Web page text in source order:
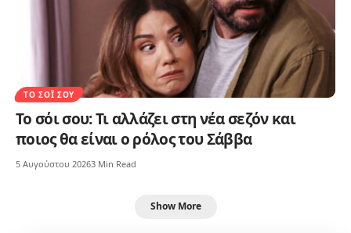
ΤΟ ΣΌΙ ΣΟΥ
Το σόι σου: Τι αλλάζει στη νέα σεζόν και
ποιος θα είναι ο ρόλος του Σάββα
5 Αυγούστου 20263 Min Read
Show More